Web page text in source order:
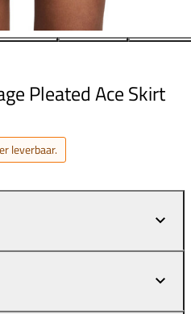
Pleated Ace Skirt
leverbaar.